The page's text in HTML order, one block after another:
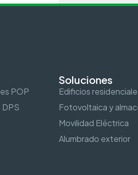
POP
Soluciones
Edificios
Fotovoltaica y
Movilidad Eléctrica
Alumbrado exterior